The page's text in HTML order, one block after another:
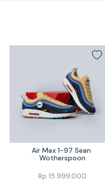
Air Max 1-97 Sean
Wotherspoon
Rp 15.999.000